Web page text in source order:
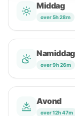
Middag
over 5h 28m
Namiddag
over 9h 26m
Avond
over 12h 47m